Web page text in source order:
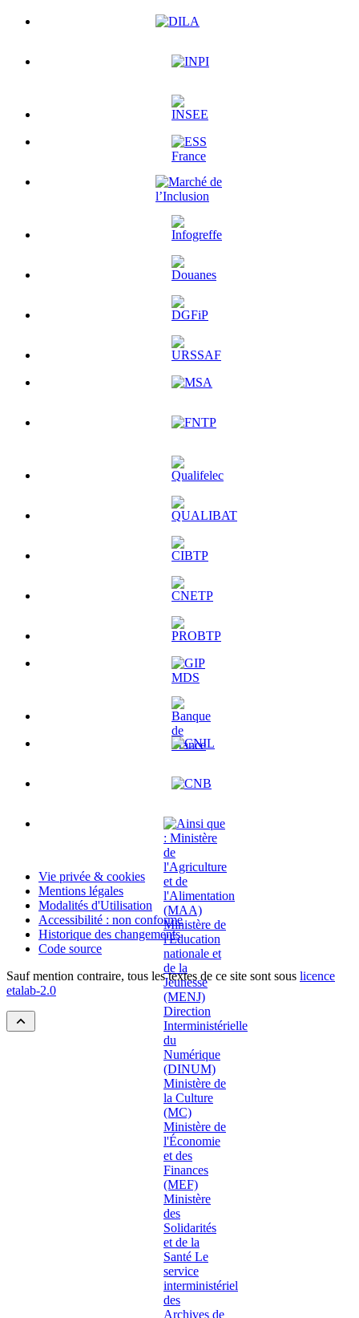
Vie privée & cookies
Mentions légales
Modalités d'Utilisation
Accessibilité : non conforme
Historique des changements
Code source
Sauf mention contraire, tous les textes de ce site sont sous licence
etalab-2.0